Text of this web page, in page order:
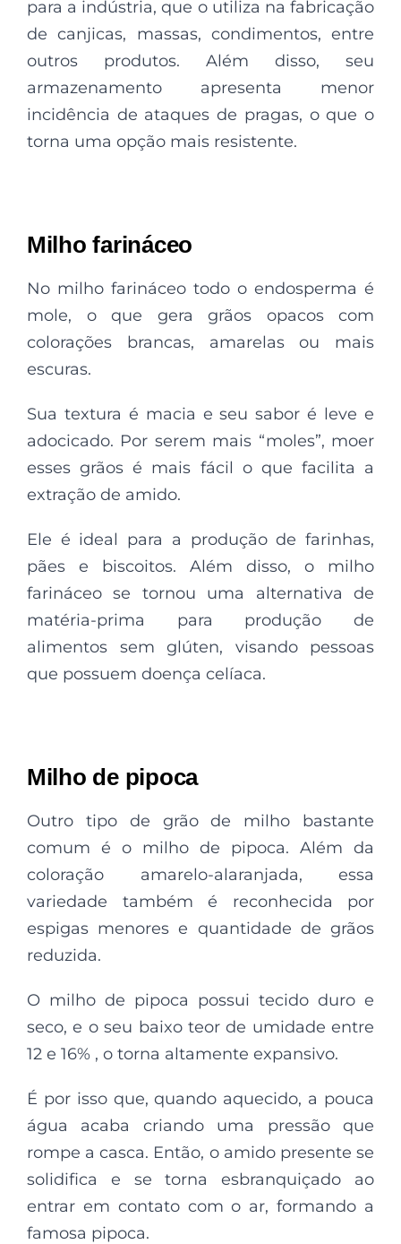
para a indústria, que o utiliza na fabricação
de canjicas, massas, condimentos, entre
outros produtos. Além disso, seu
armazenamento apresenta menor
incidência de ataques de pragas, o que o
torna uma opção mais resistente.
Milho farináceo
No milho farináceo todo o endosperma é
mole, o que gera grãos opacos com
colorações brancas, amarelas ou mais
escuras.
Sua textura é macia e seu sabor é leve e
adocicado. Por serem mais “moles”, moer
esses grãos é mais fácil o que facilita a
extração de amido.
Ele é ideal para a produção de farinhas,
pães e biscoitos. Além disso, o milho
farináceo se tornou uma alternativa de
matéria-prima para produção de
alimentos sem glúten, visando pessoas
que possuem doença celíaca.
Milho de pipoca
Outro tipo de grão de milho bastante
comum é o milho de pipoca. Além da
coloração amarelo-alaranjada, essa
variedade também é reconhecida por
espigas menores e quantidade de grãos
reduzida.
O milho de pipoca possui tecido duro e
seco, e o seu baixo teor de umidade entre
12 e 16% , o torna altamente expansivo.
É por isso que, quando aquecido, a pouca
água acaba criando uma pressão que
rompe a casca. Então, o amido presente se
solidifica e se torna esbranquiçado ao
entrar em contato com o ar, formando a
famosa pipoca.